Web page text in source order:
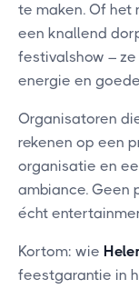
te maken. Of het
een knallend
festivalshow –
energie en
Organisatoren
rekenen op een
organisatie en
ambiance. Geen
écht
Kortom: wie
feestgarantie in